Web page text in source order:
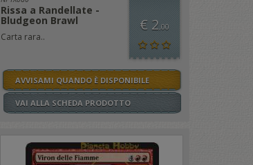
Rissa a Randellate -
Bludgeon Brawl
Carta rara..
€ 2,00
AVVISAMI QUANDO È DISPONIBILE
VAI ALLA SCHEDA PRODOTTO